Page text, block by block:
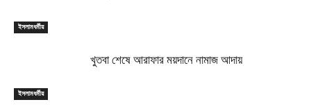
ইসলামধর্মীয়
ইসলামধর্মীয়
খুতবা শেষে আরাফার ময়দানে নামাজ আদায়